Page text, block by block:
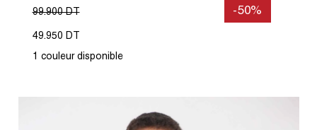
-50%
99.900 DT
49.950 DT
1 couleur disponible